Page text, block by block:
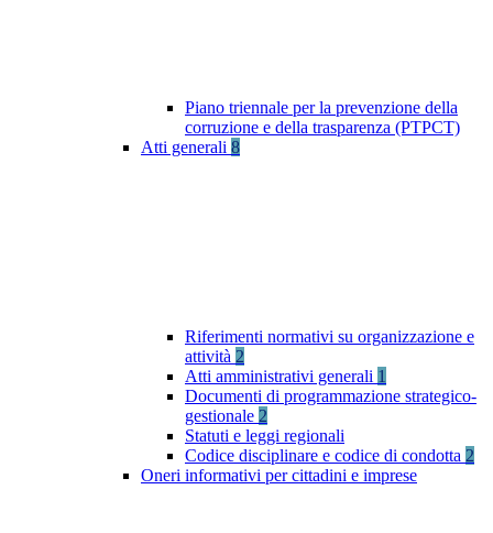
Piano triennale per la prevenzione della
corruzione e della trasparenza (PTPCT)
Atti generali 8
Riferimenti normativi su organizzazione e
attività 2
Atti amministrativi generali 1
Documenti di programmazione strategico-
gestionale 2
Statuti e leggi regionali
Codice disciplinare e codice di condotta 2
Oneri informativi per cittadini e imprese